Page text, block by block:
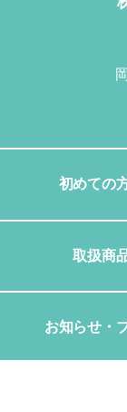
初めての
取扱商
お知らせ・